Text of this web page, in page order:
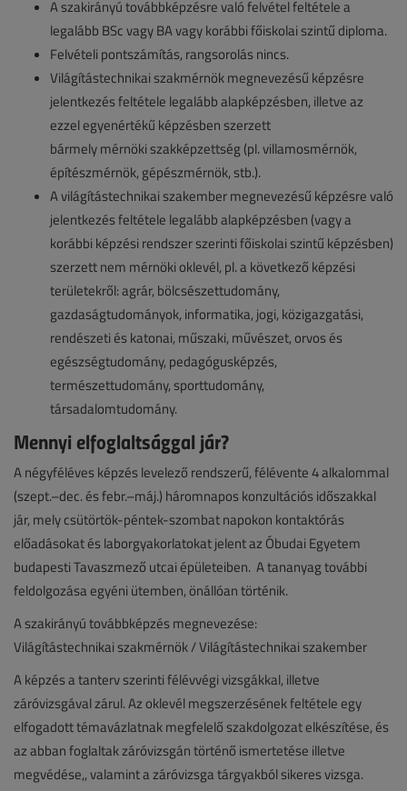
A szakirányú továbbképzésre való felvétel feltétele a
legalább BSc vagy BA vagy korábbi főiskolai szintű diploma.
Felvételi pontszámítás, rangsorolás nincs.
​Világítástechnikai szakmérnök megnevezésű képzésre
jelentkezés feltétele legalább alapképzésben, illetve az
ezzel egyenértékű képzésben szerzett
bármely mérnöki szakképzettség (pl. villamosmérnök,
építészmérnök, gépészmérnök, stb.).
​A világítástechnikai szakember megnevezésű képzésre való
jelentkezés feltétele legalább alapképzésben (vagy a
korábbi képzési rendszer szerinti főiskolai szintű képzésben)
szerzett nem mérnöki oklevél, pl. a következő képzési
területekről: agrár, bölcsészettudomány,
gazdaságtudományok, informatika, jogi, közigazgatási,
rendészeti és katonai, műszaki, művészet, orvos és
egészségtudomány, pedagógusképzés,
természettudomány, sporttudomány,
társadalomtudomány.
​Mennyi elfoglaltsággal jár?
​A négyféléves képzés levelező rendszerű, félévente 4 alkalommal
(szept.–dec. és febr.–máj.) háromnapos konzultációs időszakkal
jár, mely csütörtök-péntek-szombat napokon kontaktórás
előadásokat és laborgyakorlatokat jelent az Óbudai Egyetem
budapesti Tavaszmező utcai épületeiben. A tananyag további
feldolgozása egyéni ütemben, önállóan történik.
​A szakirányú továbbképzés megnevezése:
Világítástechnikai szakmérnök / Világítástechnikai szakember
A képzés a tanterv szerinti félévvégi vizsgákkal, illetve
záróvizsgával zárul. Az oklevél megszerzésének feltétele egy
elfogadott témavázlatnak megfelelő szakdolgozat elkészítése, és
az abban foglaltak záróvizsgán történő ismertetése illetve
megvédése,, valamint a záróvizsga tárgyakból sikeres vizsga.